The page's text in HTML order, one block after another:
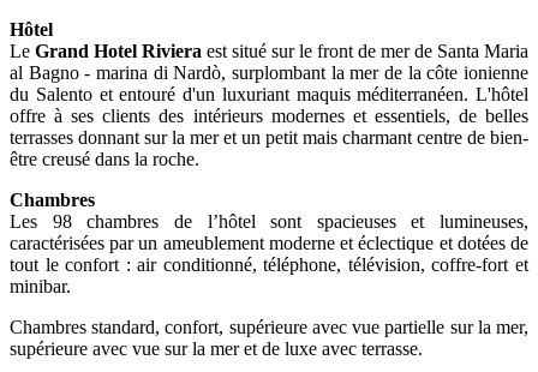
Hôtel
Le Grand Hotel Riviera est situé sur le front de mer de Santa Maria
al Bagno - marina di Nardò, surplombant la mer de la côte ionienne
du Salento et entouré d'un luxuriant maquis méditerranéen. L'hôtel
offre à ses clients des intérieurs modernes et essentiels, de belles
terrasses donnant sur la mer et un petit mais charmant centre de bien-
être creusé dans la roche.
Chambres
Les 98 chambres de l’hôtel sont spacieuses et lumineuses,
caractérisées par un ameublement moderne et éclectique et dotées de
tout le confort : air conditionné, téléphone, télévision, coffre-fort et
minibar.
Chambres standard, confort, supérieure avec vue partielle sur la mer,
supérieure avec vue sur la mer et de luxe avec terrasse.